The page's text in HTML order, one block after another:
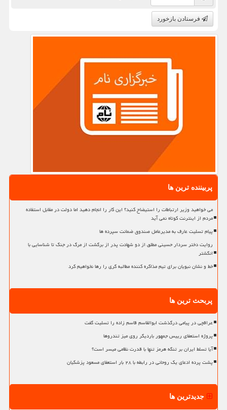
فرستادن بازخورد
پربیننده ترین ها
می خواهید وزیر ارتباطات را استیضاح کنید؟ این کار را انجام دهید اما دولت در مقابل استفاده
مردم از اینترنت کوتاه نمی آید
پیام تسلیت عارف به مدیرعامل صندوق ضمانت سپرده ها
روایت دختر سردار حسینی مطلق از دو شهادت پدر از برگشت از مرگ در جنگ تا شناسایی با
انگشتر
خط و نشان نبویان برای تیم مذاکره کننده مطالبه گری را رها نخواهیم کرد
پربحث ترین ها
عراقچی در پیامی درگذشت ابوالقاسم قاسم زاده را تسلیت گفت
پروژه استعفای رییس جمهور باردیگر روی میز تندروها
آیا تسلط ایران بر تنگه هرمز تنها با قدرت نظامی میسر است؟
پشت پرده ادعای یک روحانی در رابطه با ۲۸ بار استعفای مسعود پزشکیان
جدیدترین ها